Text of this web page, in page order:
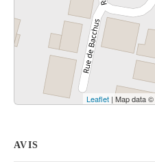
Leaflet | Map data ©
AVIS